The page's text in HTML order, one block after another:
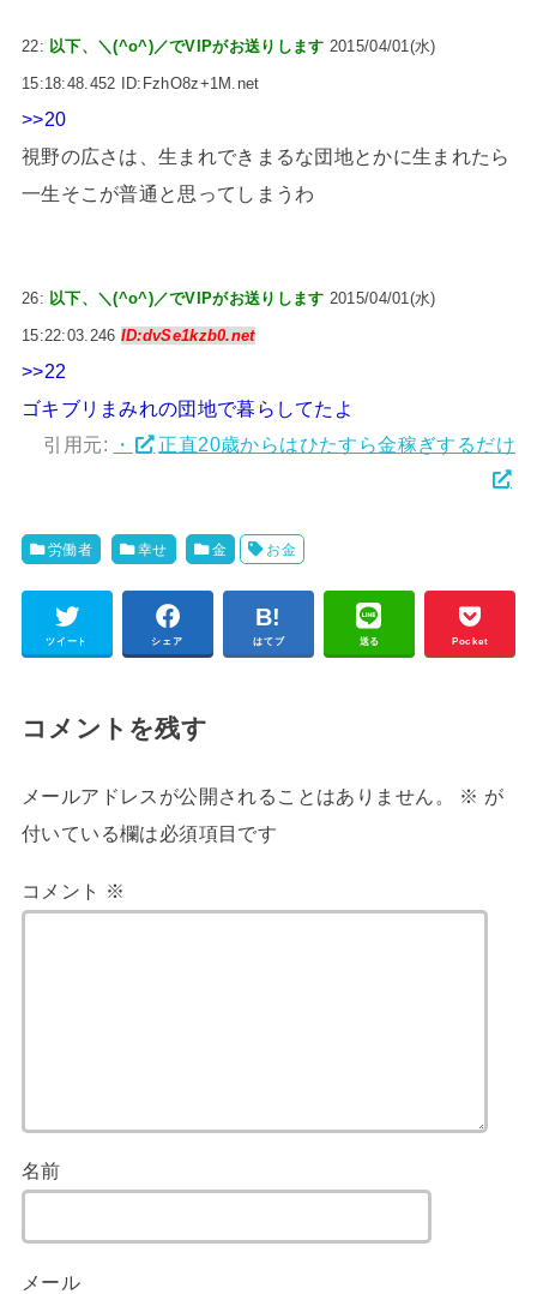
22: 以下、＼(^o^)／でVIPがお送りします 2015/04/01(水)
15:18:48.452 ID:FzhO8z+1M.net
>>20
視野の広さは、生まれできまるな団地とかに生まれたら
一生そこが普通と思ってしまうわ
26: 以下、＼(^o^)／でVIPがお送りします 2015/04/01(水)
15:22:03.246 ID:dvSe1kzb0.net
>>22
ゴキブリまみれの団地で暮らしてたよ
引用元:
・ 正直20歳からはひたすら金稼ぎするだけ
労働者 幸せ 金 お金
ツイート シェア はてブ 送る Pocket
コメントを残す
メールアドレスが公開されることはありません。 ※ が
付いている欄は必須項目です
コメント ※
名前
メール